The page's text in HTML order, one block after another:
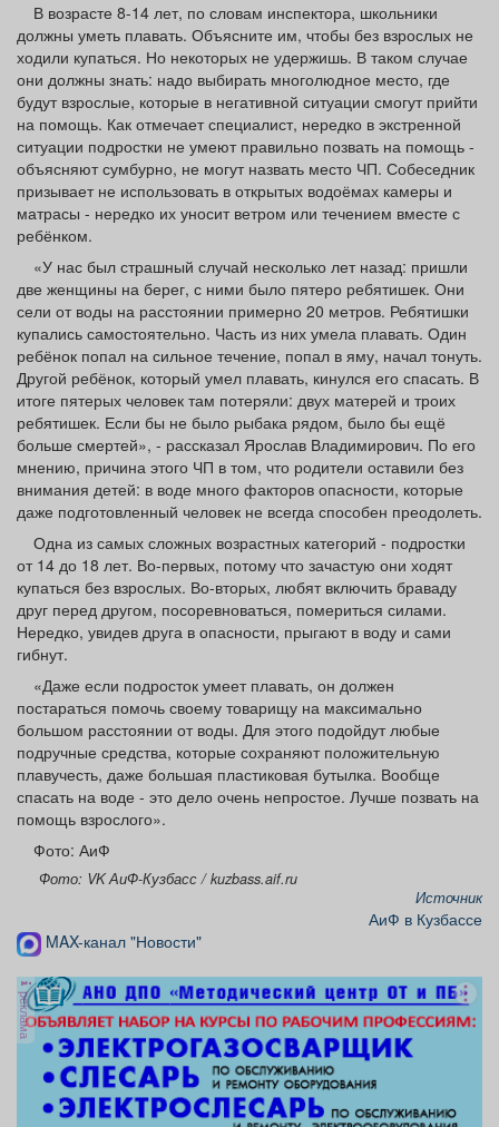
В возрасте 8-14 лет, по словам инспектора, школьники
должны уметь плавать. Объясните им, чтобы без взрослых не
ходили купаться. Но некоторых не удержишь. В таком случае
они должны знать: надо выбирать многолюдное место, где
будут взрослые, которые в негативной ситуации смогут прийти
на помощь. Как отмечает специалист, нередко в экстренной
ситуации подростки не умеют правильно позвать на помощь -
объясняют сумбурно, не могут назвать место ЧП. Собеседник
призывает не использовать в открытых водоёмах камеры и
матрасы - нередко их уносит ветром или течением вместе с
ребёнком.
«У нас был страшный случай несколько лет назад: пришли
две женщины на берег, с ними было пятеро ребятишек. Они
сели от воды на расстоянии примерно 20 метров. Ребятишки
купались самостоятельно. Часть из них умела плавать. Один
ребёнок попал на сильное течение, попал в яму, начал тонуть.
Другой ребёнок, который умел плавать, кинулся его спасать. В
итоге пятерых человек там потеряли: двух матерей и троих
ребятишек. Если бы не было рыбака рядом, было бы ещё
больше смертей», - рассказал Ярослав Владимирович. По его
мнению, причина этого ЧП в том, что родители оставили без
внимания детей: в воде много факторов опасности, которые
даже подготовленный человек не всегда способен преодолеть.
Одна из самых сложных возрастных категорий - подростки
от 14 до 18 лет. Во-первых, потому что зачастую они ходят
купаться без взрослых. Во-вторых, любят включить браваду
друг перед другом, посоревноваться, помериться силами.
Нередко, увидев друга в опасности, прыгают в воду и сами
гибнут.
«Даже если подросток умеет плавать, он должен
постараться помочь своему товарищу на максимально
большом расстоянии от воды. Для этого подойдут любые
подручные средства, которые сохраняют положительную
плавучесть, даже большая пластиковая бутылка. Вообще
спасать на воде - это дело очень непростое. Лучше позвать на
помощь взрослого».
Фото: АиФ
Фото: VK АиФ-Кузбасс / kuzbass.aif.ru
Источник
АиФ в Кузбассе
MAX-канал "Новости"
реклама